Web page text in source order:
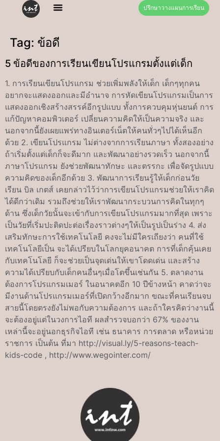
ปรึกษาวางแผนการเรียน
Tag: ข้อดี
5 ข้อดีของการเรียนเขียนโปรแกรมตั้งแต่เด็ก
1. การเรียนเขียนโปรแกรม ช่วยเพิ่มพลังให้เด็ก เด็กๆทุกคน
อยากจะแสดงออกและมีอำนาจ การหัดเขียนโปรแกรมเป็นการ
แสดงออกเชิงสร้างสรรค์อีกรูปแบบ ทั้งการควบคุมหุ่นยนต์ การ
แก้ปัญหาคอมพิวเตอร์ เปลี่ยนความคิดให้เป็นความจริง และ
นอกจากนี้ยังเผยแพร่ทางอินเตอร์เน็ตให้คนทั่วๆไปได้เห็นอีก
ด้วย 2. เขียนโปรแกรม ไม่ต่างจากการเรียนภาษา ทั้งสองอย่าง
ถ้าเริ่มตั้งแต่เด็กก็จะดีมาก และพัฒนาอย่างรวดเร็ว นอกจากนี้
ภาษาโปรแกรม ยังช่วยพัฒนาทักษะ และตรรกะ เพื่อจัดรูปแบบ
ความคิดของเด็กอีกด้วย 3. พัฒนาการเรียนรู้ให้เด็กก่อนวัย
เรียน บิล เกตส์ เคยกล่าวไว้ว่าการเขียนโปรแกรมช่วยให้เราคิด
ได้ดีกว่าเดิม รวมถึงช่วยให้เราพัฒนากระบวนการคิดในทุกๆ
ด้าน ซึ่งเด็กวัยนั้นจะเข้ากับการเขียนโปรแกรมมากที่สุด เพราะ
เป็นวัยที่เริ่มปะติดปะต่อเรื่องราวต่างๆให้เป็นรูปเป็นร่าง 4. ส่ง
เสริมทักษะการใช้เทคโนโลยี คงจะไม่มีใครเถียงว่า คนที่ใช้
เทคโนโลยีเป็น จะได้เปรียบในโลกยุคอนาคต การที่เด็กคุ้นเคย
กับเทคโนโลยี ก็จะช่วยเป็นจุดเด่นให้เขาโดดเด่น และสร้าง
ความได้เปรียบกับเด็กคนอื่นๆเมื่อโตขึ้นเช่นกัน 5. ตลาดงาน
ต้องการโปรแกรมเมอร์ ในอนาคตอีก 10 ปีข้างหน้า คาดว่าจะ
มีงานด้านโปรแกรมเมอร์ที่เปิดกว้างอีกมาก ขณะที่คนเรียนจบ
สายนี้โดยตรงยังไม่พอกับความต้องการ และถ้าใครคิดว่างานนี้
จะต้องอยู่แต่ในวงการไอที ผลสำรวจบอกว่า 67% ของงาน
เหล่านี้จะอยู่นอกธุรกิจไอที เช่น ธนาคาร การตลาด หรือหน่วย
ราชการ เป็นต้น ที่มา http://visual.ly/5-reasons-teach-
kids-code , http://www.wegointer.com/